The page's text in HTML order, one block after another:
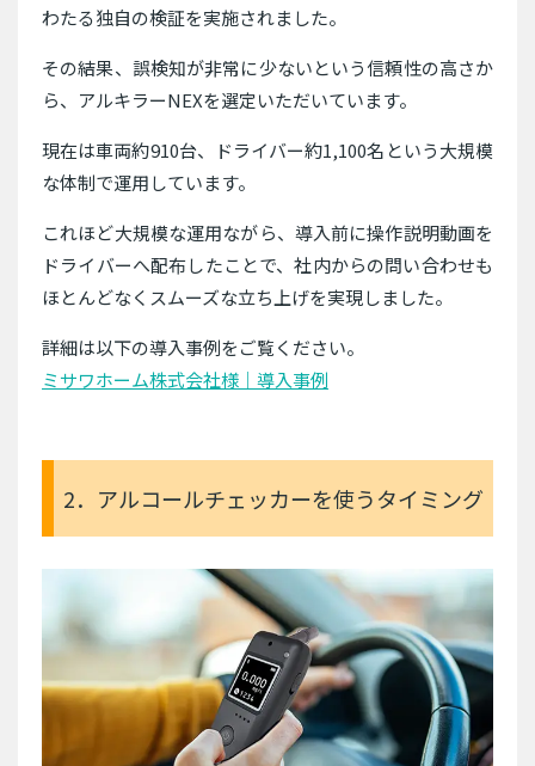
わたる独自の検証を実施されました。
その結果、誤検知が非常に少ないという信頼性の高さか
ら、アルキラーNEXを選定いただいています。
現在は車両約910台、ドライバー約1,100名という大規模
な体制で運用しています。
これほど大規模な運用ながら、導入前に操作説明動画を
ドライバーへ配布したことで、社内からの問い合わせも
ほとんどなくスムーズな立ち上げを実現しました。
詳細は以下の導入事例をご覧ください。
ミサワホーム株式会社様｜導入事例
2．アルコールチェッカーを使うタイミング